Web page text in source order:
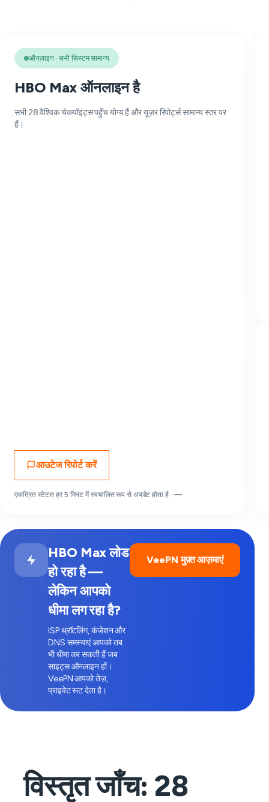
ऑनलाइन · सभी सिस्टम सामान्य
HBO Max ऑनलाइन है
सभी 28 वैश्विक चेकपॉइंट्स पहुँच योग्य हैं और यूज़र रिपोर्ट्स सामान्य स्तर पर
हैं।
आउटेज रिपोर्ट करें
एकत्रित स्टेटस हर 5 मिनट में स्वचालित रूप से अपडेट होता है · —
HBO Max लोड
हो रहा है —
लेकिन आपको
धीमा लग रहा है?
ISP थ्रॉटलिंग, कंजेशन और
DNS समस्याएं आपको तब
भी धीमा कर सकती हैं जब
साइट्स ऑनलाइन हों।
VeePN आपको तेज़,
प्राइवेट रूट देता है।
VeePN मुफ़्त आज़माएं
विस्तृत जाँच:28